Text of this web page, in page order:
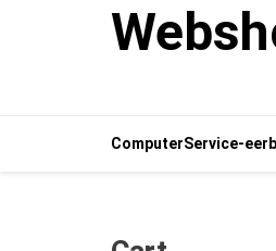
ComputerService-